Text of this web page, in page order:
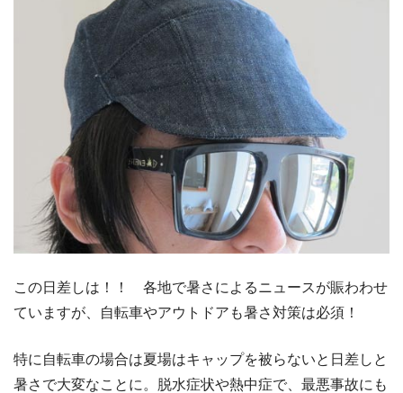
この日差しは！！ 各地で暑さによるニュースが賑わわせ
ていますが、自転車やアウトドアも暑さ対策は必須！
特に自転車の場合は夏場はキャップを被らないと日差しと
暑さで大変なことに。脱水症状や熱中症で、最悪事故にも